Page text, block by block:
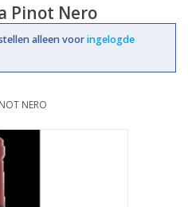
Pinot Nero
alleen vooringelogde
NERO